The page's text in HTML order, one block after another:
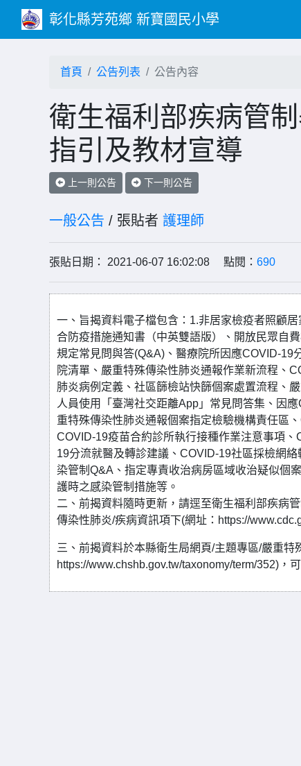
彰化縣芳苑鄉 新寶國民小學
首頁 公告列表 公告內容
衛生福利部疾病管
指引及教材宣導
上一則公告 下一則公告
一般公告 / 張貼者 護理師
張貼日期： 2021-06-07 16:02:08 點閱： 690
一、旨揭資料電子檔包含：1.非居家檢疫者照顧
合防疫措施通知書（中英雙語版）、開放民眾自
規定常見問與答(Q&A)、醫療院所因應COVID-
院清單、嚴重特殊傳染性肺炎通報作業新流程、
肺炎病例定義、社區篩檢站快篩個案處置流程、
人員使用「臺灣社交距離App」常見問答集、因
重特殊傳染性肺炎通報個案指定檢驗機構責任區
COVID-19疫苗合約診所執行接種作業注意事項
19分流就醫及轉診建議、COVID-19社區採檢網
染管制Q&A、指定專責收治病房區域收治疑似個
護時之感染管制措施等。
二、前揭資料隨時更新，請逕至衛生福利部疾病
傳染性肺炎/疾病資訊項下(網址：https://
三、前揭資料於本縣衛生局網頁/主題專區/嚴重特
https://www.chshb.gov.tw/taxonomy/term/352)，